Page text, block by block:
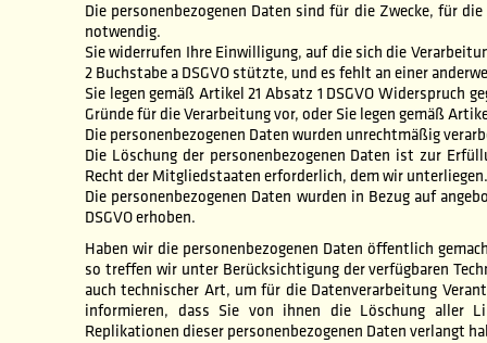
Die personenbezogenen Daten sind für die Zwecke, für
notwendig.
Sie widerrufen Ihre Einwilligung, auf die sich die
2 Buchstabe a DSGVO stützte, und es fehlt an einer
Sie legen gemäß Artikel 21 Absatz 1 DSGVO Widerspruch
Gründe für die Verarbeitung vor, oder Sie legen gemäß
Die personenbezogenen Daten wurden unrechtmäßig
Die Löschung der personenbezogenen Daten ist zur
Recht der Mitgliedstaaten erforderlich, dem wir unterliegen.
Die personenbezogenen Daten wurden in Bezug auf
DSGVO erhoben.
Haben wir die personenbezogenen Daten öffentlich
so treffen wir unter Berücksichtigung der verfügbaren
auch technischer Art, um für die Datenverarbeitung
informieren, dass Sie von ihnen die Löschung aller
Replikationen dieser personenbezogenen Daten verlangt